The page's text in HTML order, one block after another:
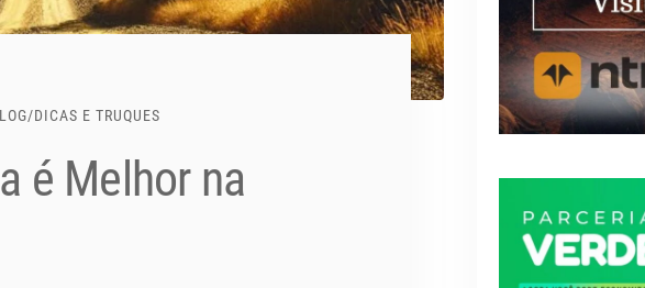
/DICAS E TRUQUES
é Melhor na